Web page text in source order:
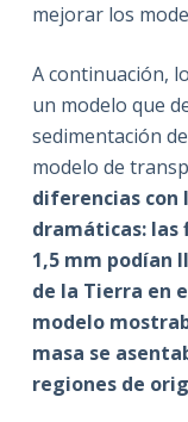
mejorar los
A continuación,
un modelo que
sedimentación de
modelo de
diferencias con
dramáticas: las
1,5 mm podían
de la Tierra en
modelo
masa se
regiones de